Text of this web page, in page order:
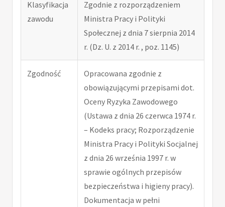
Klasyfikacja
zawodu
Zgodnie z rozporządzeniem
Ministra Pracy i Polityki
Społecznej z dnia 7 sierpnia 2014
r. (Dz. U. z 2014 r. , poz. 1145)
Zgodność
Opracowana zgodnie z
obowiązującymi przepisami dot.
Oceny Ryzyka Zawodowego
(Ustawa z dnia 26 czerwca 1974 r.
– Kodeks pracy; Rozporządzenie
Ministra Pracy i Polityki Socjalnej
z dnia 26 września 1997 r. w
sprawie ogólnych przepisów
bezpieczeństwa i higieny pracy).
Dokumentacja w pełni